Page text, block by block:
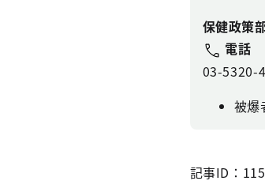
保健政策
電話
03-5320-
被爆
記事ID：